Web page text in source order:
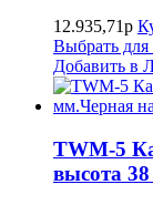
12.935,71р
Выбрать для
Добавить в
TWM-5
высота